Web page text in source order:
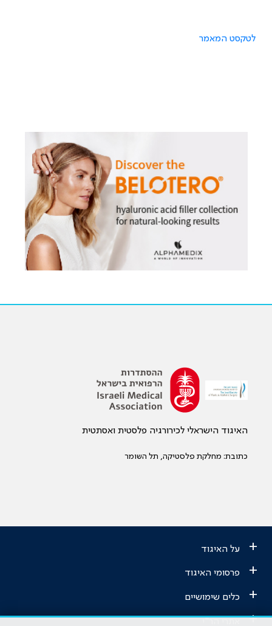
לטקסט המאמר
האיגוד הישראלי לכירורגיה פלסטית ואסתטית
כתובת: מחלקת פלסטיקה, תל השומר
+ על האיגוד
+ פרסומי האיגוד
+ כלים שימושיים
+